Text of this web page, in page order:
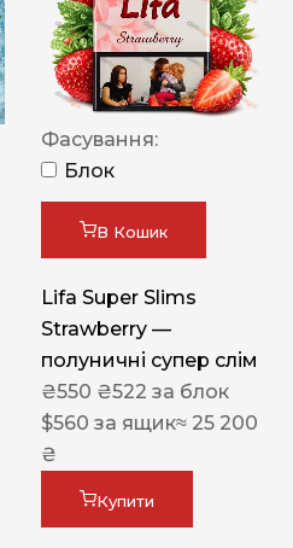
Фасування:
Блок
В Кошик
Lifa Super Slims
Strawberry —
полуничні супер слім
₴550 ₴522 за блок
$560 за ящик≈ 25 200
₴
Купити